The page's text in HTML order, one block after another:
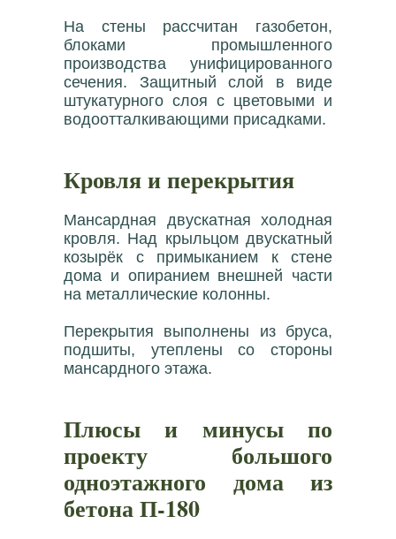
На стены рассчитан газобетон,
блоками промышленного
производства унифицированного
сечения. Защитный слой в виде
штукатурного слоя с цветовыми и
водоотталкивающими присадками.
Кровля и перекрытия
Мансардная двускатная холодная
кровля. Над крыльцом двускатный
козырёк с примыканием к стене
дома и опиранием внешней части
на металлические колонны.
Перекрытия выполнены из бруса,
подшиты, утеплены со стороны
мансардного этажа.
Плюсы и минусы по
проекту большого
одноэтажного дома из
бетона П-180